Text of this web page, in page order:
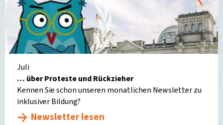
Juli
… über Proteste und Rückzieher
Kennen Sie schon unseren monatlichen Newsletter zu
inklusiver Bildung?
Newsletter lesen